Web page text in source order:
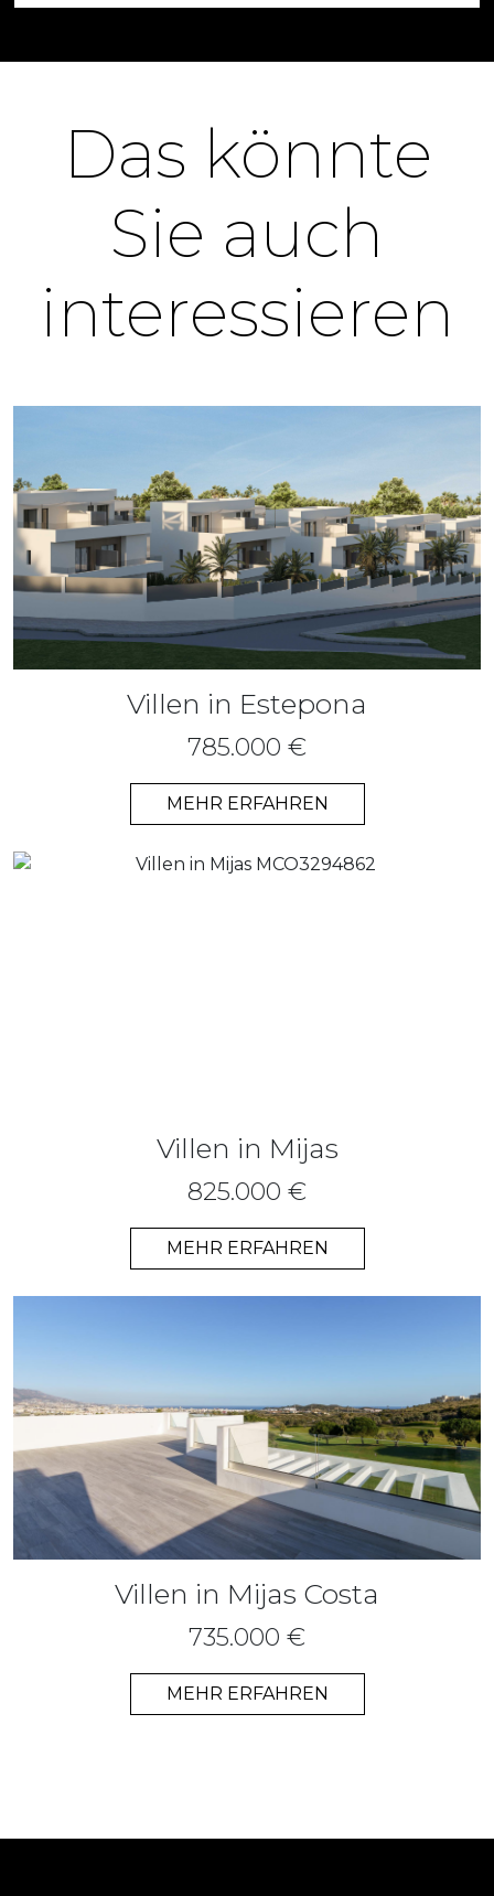
Das könnte
Sie auch
interessieren
Villen in Estepona
785.000 €
MEHR ERFAHREN
Villen in Mijas
825.000 €
MEHR ERFAHREN
Villen in Mijas Costa
735.000 €
MEHR ERFAHREN